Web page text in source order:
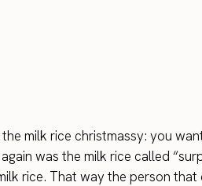
milk rice christmassy: you
was the milk rice called
rice. That way the person